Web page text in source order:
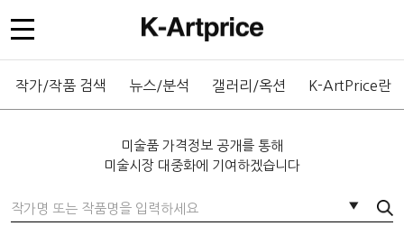
작가/작품 검색 뉴스/분석 갤러리/옥션 K-ArtPrice란
미술품 가격정보 공개를 통해
미술시장 대중화에 기여하겠습니다
▼